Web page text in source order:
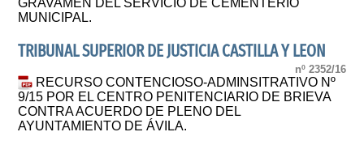
GRAVAMEN DEL SERVICIO DE CEMENTERIO
MUNICIPAL.
TRIBUNAL SUPERIOR DE JUSTICIA CASTILLA Y LEON
nº 2352/16
RECURSO CONTENCIOSO-ADMINSITRATIVO Nº
9/15 POR EL CENTRO PENITENCIARIO DE BRIEVA
CONTRA ACUERDO DE PLENO DEL
AYUNTAMIENTO DE ÁVILA.